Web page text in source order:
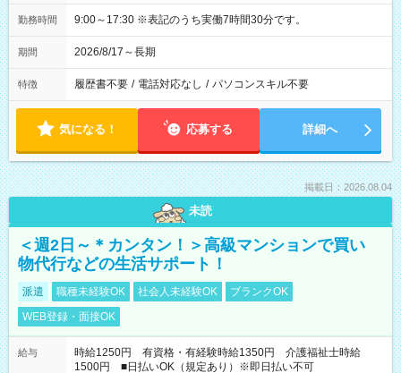
勤務時間 9:00～17:30 ※表記のうち実働7時間30分です。
期間 2026/8/17～長期
特徴 履歴書不要 / 電話対応なし / パソコンスキル不要
気になる！ 応募する 詳細へ
掲載日：2026.08.04
未読
＜週2日～＊カンタン！＞高級マンションで買い
物代行などの生活サポート！
派遣 職種未経験OK 社会人未経験OK
ブランクOK
WEB登録・面接OK
給与
時給1250円 有資格・有経験時給1350円 介護福祉士時給
1500円 ■日払いOK（規定あり）※即日払い不可